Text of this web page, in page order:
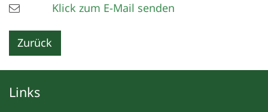
Klick zum E-Mail senden
Zurück
Links